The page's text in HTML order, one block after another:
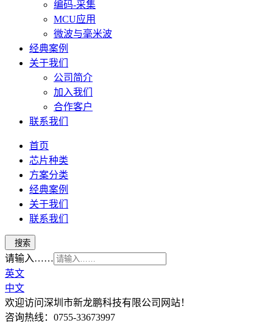
编码-采集
MCU应用
微波与毫米波
经典案例
关于我们
公司简介
加入我们
合作客户
联系我们
首页
芯片种类
方案分类
经典案例
关于我们
联系我们
请输入……
英文
中文
欢迎访问深圳市新龙鹏科技有限公司网站！
咨询热线：0755-33673997